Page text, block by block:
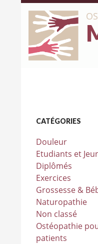
CATÉGORIES
Douleur
Etudiants et
Diplômés
Exercices
Grossesse &
Naturopathie
Non classé
Ostéopathie
patients